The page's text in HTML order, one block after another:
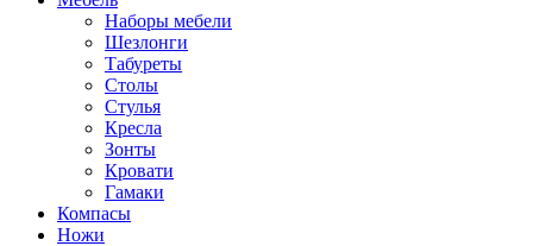
Наборы мебели
Шезлонги
Табуреты
Столы
Стулья
Кресла
Зонты
Кровати
Гамаки
Компасы
Ножи